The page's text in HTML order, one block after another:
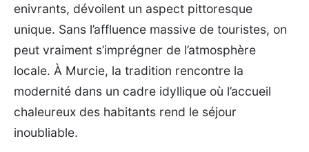
enivrants, dévoilent un aspect pittoresque
unique. Sans l’affluence massive de touristes, on
peut vraiment s’imprégner de l’atmosphère
locale. À Murcie, la tradition rencontre la
modernité dans un cadre idyllique où l’accueil
chaleureux des habitants rend le séjour
inoubliable.